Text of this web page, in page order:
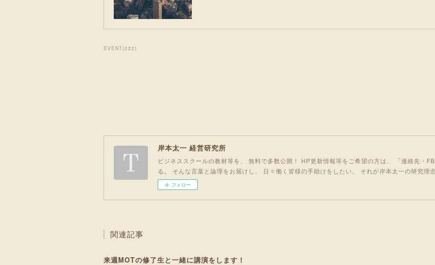
EVENT(222)
岸本太一 経営研究所
ビジネススクールの教材等を、 無料で多数公開！ HP更新情報等をご希望の方は、 「連絡先・
る。 そんな言葉と論理をお届けし、 日々働く皆様の手助けをしたい。 それが岸本太一の研究理念
フォロー
関連記事
来週MOTの修了生と一緒に講演をします！